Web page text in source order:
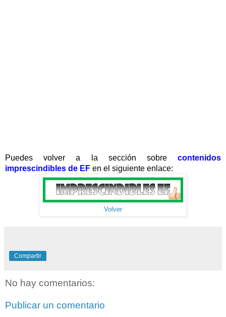
Puedes volver a la sección sobre contenidos
imprescindibles de EF en el siguiente enlace:
Volver
Compartir
No hay comentarios:
Publicar un comentario